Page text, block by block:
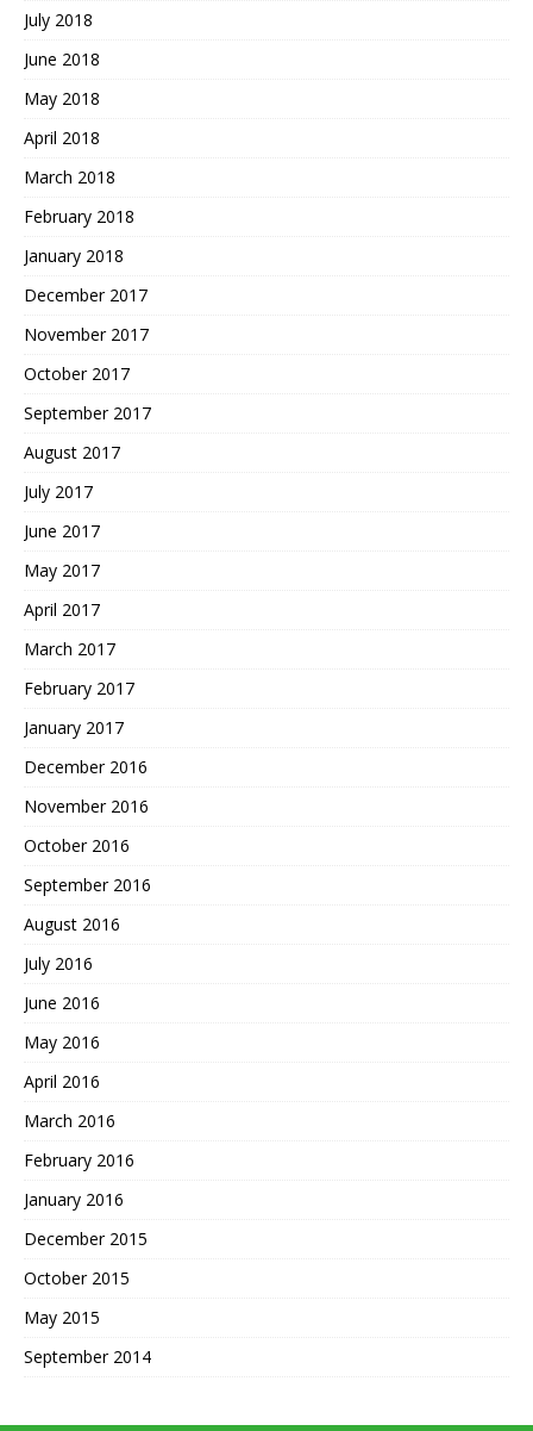
July 2018
June 2018
May 2018
April 2018
March 2018
February 2018
January 2018
December 2017
November 2017
October 2017
September 2017
August 2017
July 2017
June 2017
May 2017
April 2017
March 2017
February 2017
January 2017
December 2016
November 2016
October 2016
September 2016
August 2016
July 2016
June 2016
May 2016
April 2016
March 2016
February 2016
January 2016
December 2015
October 2015
May 2015
September 2014